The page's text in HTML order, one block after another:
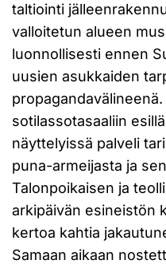
taltiointi
valloitetun alueen
luonnollisesti ennen
uusien asukkaiden
sotilassotasaaliin
näyttelyissä palveli
puna-armeijasta ja
Talonpoikaisen ja
arkipäivän esineistön
kertoa kahtia
Samaan aikaan